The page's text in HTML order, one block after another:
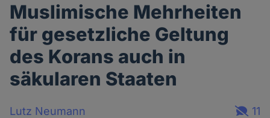
Muslimische Mehrheiten
für gesetzliche Geltung
des Korans auch in
säkularen Staaten
Lutz Neumann
11